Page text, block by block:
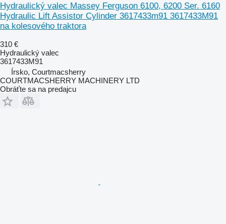
Hydraulický valec Massey Ferguson 6100, 6200 Ser. 6160
Hydraulic Lift Assistor Cylinder 3617433m91 3617433M91
na kolesového traktora
310 €
Hydraulický valec
3617433M91
Írsko, Courtmacsherry
COURTMACSHERRY MACHINERY LTD
Obráťte sa na predajcu